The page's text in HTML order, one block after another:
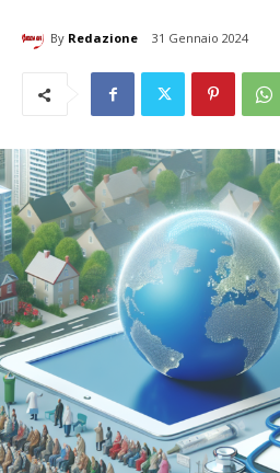
By Redazione 31 Gennaio 2024